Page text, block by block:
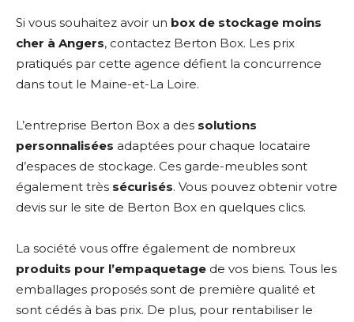
Si vous souhaitez avoir un box de stockage moins
cher à Angers, contactez Berton Box. Les prix
pratiqués par cette agence défient la concurrence
dans tout le Maine-et-La Loire.
L’entreprise Berton Box a des solutions
personnalisées adaptées pour chaque locataire
d’espaces de stockage. Ces garde-meubles sont
également très sécurisés. Vous pouvez obtenir votre
devis sur le site de Berton Box en quelques clics.
La société vous offre également de nombreux
produits pour l’empaquetage de vos biens. Tous les
emballages proposés sont de première qualité et
sont cédés à bas prix. De plus, pour rentabiliser le